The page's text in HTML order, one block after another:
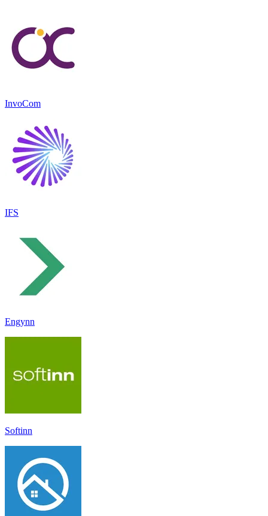
InvoCom
IFS
Engynn
Softinn